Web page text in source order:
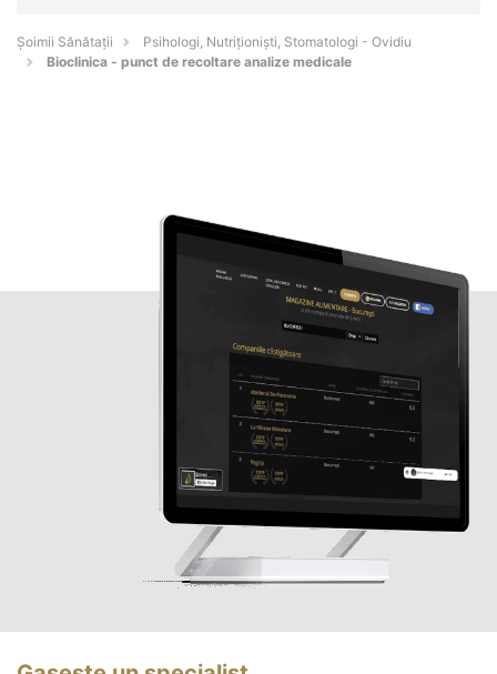
Şoimii Sănătații
Psihologi, Nutriționiști, Stomatologi - Ovidiu
Bioclinica - punct de recoltare analize medicale